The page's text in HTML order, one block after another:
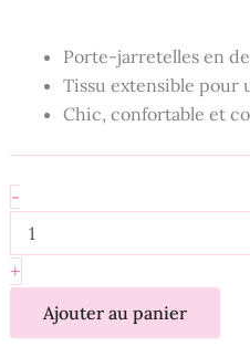
Porte-jarretelles en
Tissu extensible pour
Chic, confortable et
-
grande
Yüna
+
Ajouter au panier